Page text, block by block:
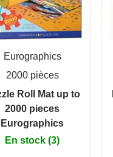
Eurographics
2000 pièces
Roll Mat up to
2000 pieces
Eurographics
En stock (3)